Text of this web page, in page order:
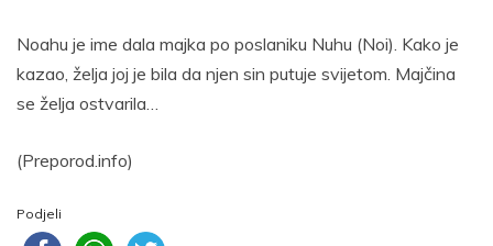
Noahu je ime dala majka po poslaniku Nuhu (Noi). Kako je
kazao, želja joj je bila da njen sin putuje svijetom. Majčina
se želja ostvarila…
(Preporod.info)
Podjeli